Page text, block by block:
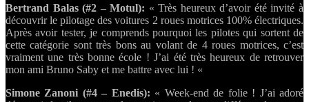
Bertrand Balas (#2 – Motul): « Très heureux d’avoir été invité à
découvrir le pilotage des voitures 2 roues motrices 100% électriques.
Après avoir tester, je comprends pourquoi les pilotes qui sortent de
cette catégorie sont très bons au volant de 4 roues motrices, c’est
vraiment une très bonne école ! J’ai été très heureux de retrouver
mon ami Bruno Saby et me battre avec lui ! «
Simone Zanoni (#4 – Enedis): « Week-end de folie ! J’ai adoré